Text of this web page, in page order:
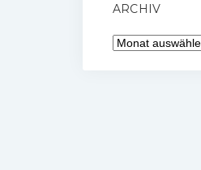
ARCHIV
Archiv